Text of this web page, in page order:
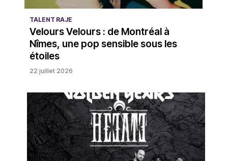
TALENT RAJE
Velours Velours : de Montréal à
Nîmes, une pop sensible sous les
étoiles
22 juillet 2026